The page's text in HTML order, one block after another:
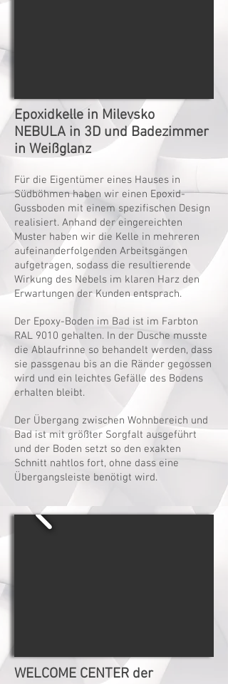
Epoxidkelle in Milevsko
NEBULA in 3D und Badezimmer
in Weißglanz
Für die Eigentümer eines Hauses in
Südböhmen haben wir einen Epoxid-
Gussboden mit einem spezifischen Design
realisiert. Anhand der eingereichten
Muster haben wir die Kelle in mehreren
aufeinanderfolgenden Arbeitsgängen
aufgetragen, sodass die resultierende
Wirkung des Nebels im klaren Harz den
Erwartungen der Kunden entsprach.
Der Epoxy-Boden im Bad ist im Farbton
RAL 9010 gehalten. In der Dusche musste
die Ablaufrinne so behandelt werden, dass
sie passgenau bis an die Ränder gegossen
wird und ein leichtes Gefälle des Bodens
erhalten bleibt.
Der Übergang zwischen Wohnbereich und
Bad ist mit größter Sorgfalt ausgeführt
und der Boden setzt so den exakten
Schnitt nahtlos fort, ohne dass eine
Übergangsleiste benötigt wird.
WELCOME CENTER der